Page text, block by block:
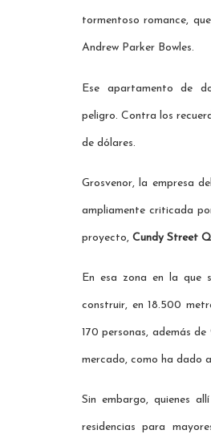
tormentoso romance,
Andrew Parker Bowles.
Ese apartamento de
peligro. Contra los
de dólares.
Grosvenor, la empresa
ampliamente criticada
proyecto, Cundy Street
En esa zona en la que
construir, en 18.500
170 personas, además
mercado, como ha dado
Sin embargo, quienes
residencias para